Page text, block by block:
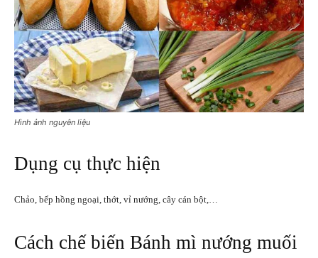
Hình ảnh nguyên liệu
Dụng cụ thực hiện
Chảo, bếp hồng ngoại, thớt, vỉ nướng, cây cán bột,…
Cách chế biến Bánh mì nướng muối